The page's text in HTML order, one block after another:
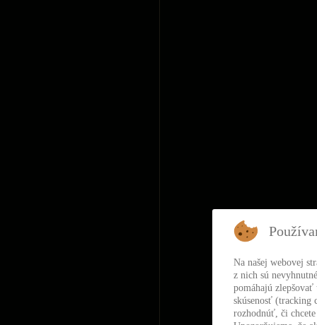
Na našej webovej
z nich sú
pomáhajú
skúsenosť (tracking
rozhodnúť, či